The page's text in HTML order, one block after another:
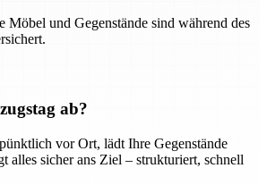
Möbel und Gegenstände sind während des
ab?
vor Ort, lädt Ihre Gegenstände
alles sicher ans Ziel – strukturiert, schnell